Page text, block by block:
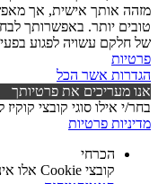
מזהה אותך אישית, אך
של חלקם עשויה לפגוע
פרטיות
הגדרות אשר הכל
אנו מעריכים את פרטיותך
בחר/י אילו סוגי קובצי
מדיניות פרטיות
הכרחי
קובצי Cookie אלו אינם אופציונליים. הם נדרשים להפעלת האתר.